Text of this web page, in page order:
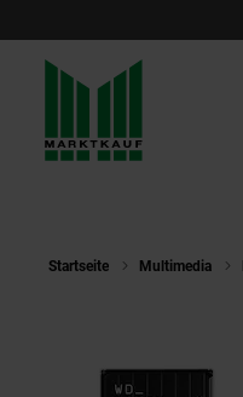
Startseite Multimedia